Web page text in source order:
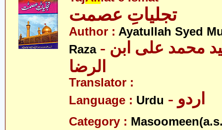
تجلیاتِ عصمت
Author : Ayatullah Syed
Raza- آیت اللہ سید محمد علی ابن
الرضا
Translator :
Language : Urdu - اردو
Category :